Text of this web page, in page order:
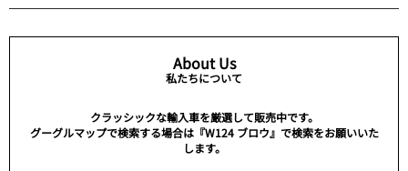
About Us
私たちについて
クラッシックな輸入車を厳選して販売中です。
グーグルマップで検索する場合は『W124 ブロウ』で検索をお願いいた
します。